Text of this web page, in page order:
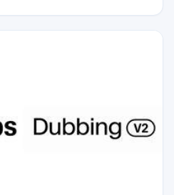
续会话。 工作原理 使用自托管环
。这些长期运行的进程会接收会